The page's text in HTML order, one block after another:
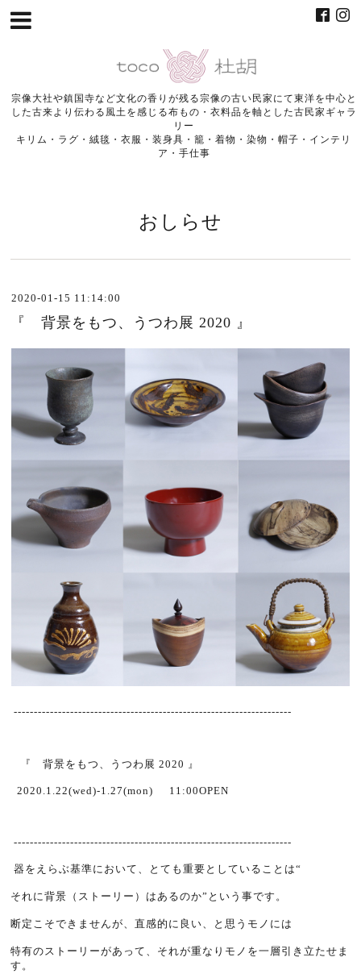
宗像大社や鎮国寺など文化の香りが残る宗像の古い民家にて東洋を中心と
した古来より伝わる風土を感じる布もの・衣料品を軸とした古民家ギャラ
リー
キリム・ラグ・絨毯・衣服・装身具・籠・着物・染物・帽子・インテリ
ア・手仕事
おしらせ
2020-01-15 11:14:00
『 背景をもつ、うつわ展 2020 』
---------------------------------------------------------------------
『 背景をもつ、うつわ展 2020 』
2020.1.22(wed)-1.27(mon) 11:00OPEN
---------------------------------------------------------------------
器をえらぶ基準において、とても重要としていることは“
それに背景（ストーリー）はあるのか”という事です。
断定こそできませんが、直感的に良い、と思うモノには
特有のストーリーがあって、それが重なりモノを一層引き立たせま
す。